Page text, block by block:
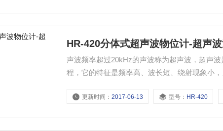
HR-420分体式超声波物位计-超声
声波频率超过20kHz的声波称为超声波，超声
程，它的特征是频率高、波长短、绕射现象小
更新时间：2017-06-13 型号： HR-420